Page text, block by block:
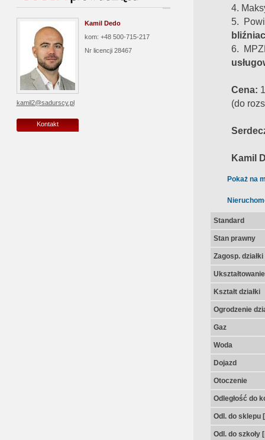
Kamil Dedo
kom: +48 500-715-217
Nr licencji 28467
kamil2@sadurscy.pl
Kontakt
4.
5.
6.
Cena:
(do
Kamil
Pokaż na
Standard
Stan prawny
Zagosp. działki
Kształt działki
Ogrodzenie
Gaz
Woda
Dojazd
Otoczenie
Odległość do
Odl. do sklepu
Odl. do szkoły